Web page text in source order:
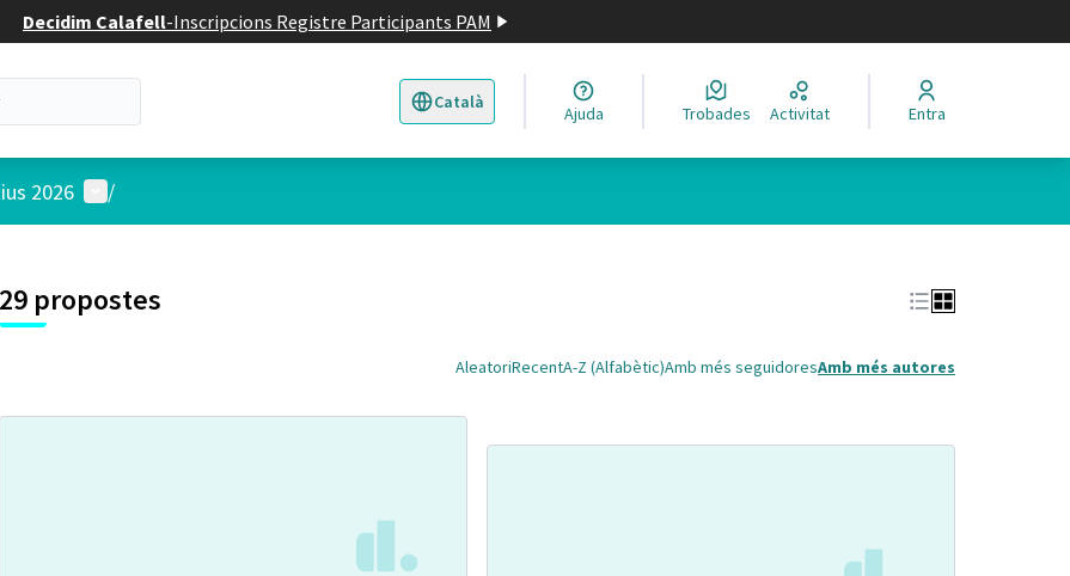
Decidim Calafell-Inscripcions Registre Participants PAM
Català
Triar la llengua Elegir el idioma
Ajuda Trobades Activitat Entra
2026 Menú d'usuari
/
29 propostes
AleatoriRecentA-Z (Alfabètic)Amb més seguidoresAmb més autores